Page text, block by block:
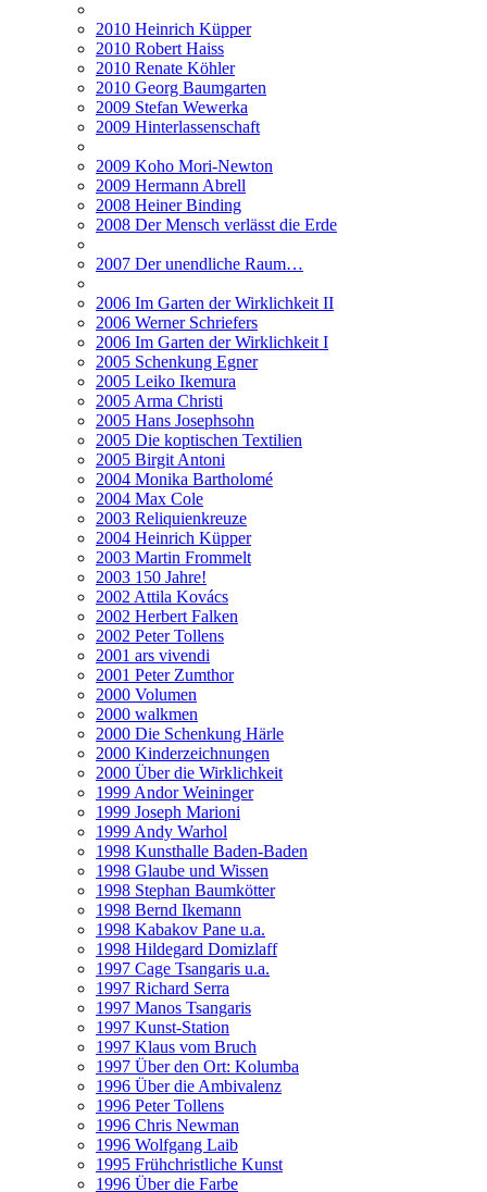
2010 Heinrich Küpper
2010 Robert Haiss
2010 Renate Köhler
2010 Georg Baumgarten
2009 Stefan Wewerka
2009 Hinterlassenschaft
2009 Koho Mori-Newton
2009 Hermann Abrell
2008 Heiner Binding
2008 Der Mensch verlässt die Erde
2007 Der unendliche Raum…
2006 Im Garten der Wirklichkeit II
2006 Werner Schriefers
2006 Im Garten der Wirklichkeit I
2005 Schenkung Egner
2005 Leiko Ikemura
2005 Arma Christi
2005 Hans Josephsohn
2005 Die koptischen Textilien
2005 Birgit Antoni
2004 Monika Bartholomé
2004 Max Cole
2003 Reliquienkreuze
2004 Heinrich Küpper
2003 Martin Frommelt
2003 150 Jahre!
2002 Attila Kovács
2002 Herbert Falken
2002 Peter Tollens
2001 ars vivendi
2001 Peter Zumthor
2000 Volumen
2000 walkmen
2000 Die Schenkung Härle
2000 Kinderzeichnungen
2000 Über die Wirklichkeit
1999 Andor Weininger
1999 Joseph Marioni
1999 Andy Warhol
1998 Kunsthalle Baden-Baden
1998 Glaube und Wissen
1998 Stephan Baumkötter
1998 Bernd Ikemann
1998 Kabakov Pane u.a.
1998 Hildegard Domizlaff
1997 Cage Tsangaris u.a.
1997 Richard Serra
1997 Manos Tsangaris
1997 Kunst-Station
1997 Klaus vom Bruch
1997 Über den Ort: Kolumba
1996 Über die Ambivalenz
1996 Peter Tollens
1996 Chris Newman
1996 Wolfgang Laib
1995 Frühchristliche Kunst
1996 Über die Farbe